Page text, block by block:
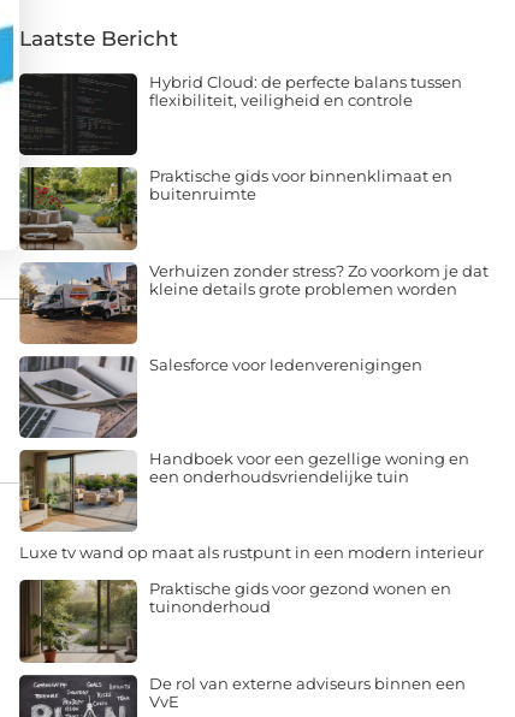
Laatste Bericht
Hybrid Cloud: de perfecte balans tussen
flexibiliteit, veiligheid en controle
Praktische gids voor binnenklimaat en
buitenruimte
Verhuizen zonder stress? Zo voorkom je dat
kleine details grote problemen worden
Salesforce voor ledenverenigingen
Handboek voor een gezellige woning en
een onderhoudsvriendelijke tuin
Luxe tv wand op maat als rustpunt in een modern interieur
Praktische gids voor gezond wonen en
tuinonderhoud
De rol van externe adviseurs binnen een
VvE